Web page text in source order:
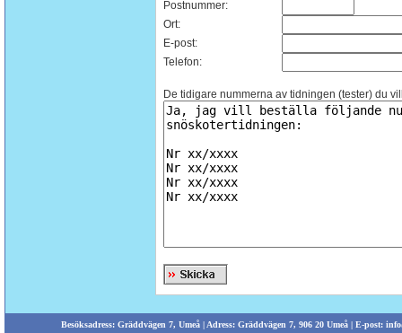
Postnummer:
Ort:
E-post:
Telefon:
De tidigare nummerna av tidningen (tester) du
Besöksadress: Gräddvägen 7, Umeå | Adress: Gräddvägen 7, 906 20 Umeå | E-post: